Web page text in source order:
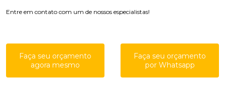
Entre em contato com um de nossos especialistas!
Faça seu orçamento
agora mesmo
Faça seu orçamento
por Whatsapp